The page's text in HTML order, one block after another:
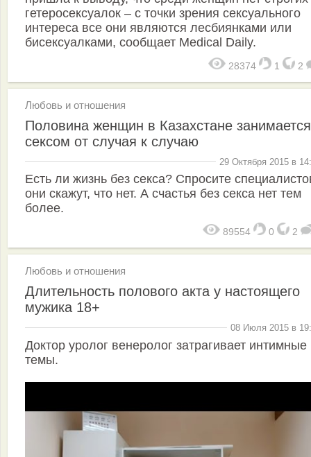
гетеросексуалок – с точки зрения сексуального
интереса все они являются лесбиянками или
бисексуалками, сообщает Medical Daily.
28374 1 2
Любовь и отношения
Половина женщин в Казахстане занимается
сексом от случая к случаю
29 Октября 2015 в
Есть ли жизнь без секса? Спросите
они скажут, что нет. А счастья без секса нет тем
более.
89554 0 2
Любовь и отношения
Длительность полового акта у настоящего
мужика 18+
08 Июля 2015 в
Доктор уролог венеролог затрагивает интимные
темы.